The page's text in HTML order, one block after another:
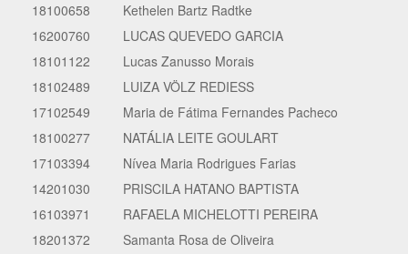
18100658
Kethelen Bartz Radtke
16200760
LUCAS QUEVEDO GARCIA
18101122
Lucas Zanusso Morais
18102489
LUIZA VÖLZ REDIESS
17102549
Maria de Fátima Fernandes Pacheco
18100277
NATÁLIA LEITE GOULART
17103394
Nívea Maria Rodrigues Farias
14201030
PRISCILA HATANO BAPTISTA
16103971
RAFAELA MICHELOTTI PEREIRA
18201372
Samanta Rosa de Oliveira